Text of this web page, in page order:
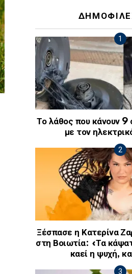
Το λάθος που κάνουν 9
με τον
Ξέσπασε η Κατερίνα
στη Βοιωτία: «Τα
καεί η ψυχή,